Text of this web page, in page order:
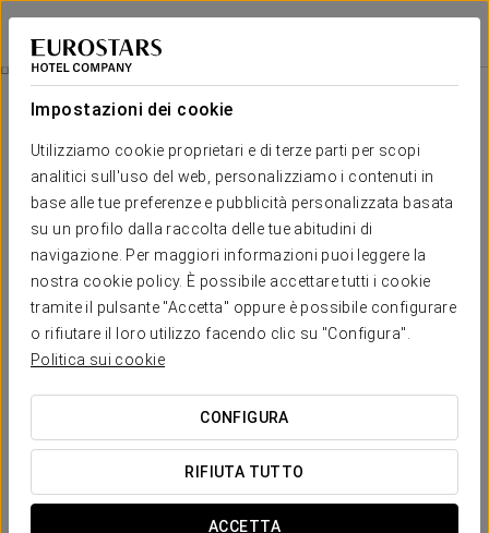
Impostazioni dei cookie
Utilizziamo cookie proprietari e di terze parti per scopi
analitici sull'uso del web, personalizziamo i contenuti in
base alle tue preferenze e pubblicità personalizzata basata
su un profilo dalla raccolta delle tue abitudini di
navigazione. Per maggiori informazioni puoi leggere la
nostra cookie policy. È possibile accettare tutti i cookie
tramite il pulsante "Accetta" oppure è possibile configurare
o rifiutare il loro utilizzo facendo clic su "Configura".
Politica sui cookie
CONFIGURA
RIFIUTA TUTTO
ACCETTA
Eurostars Fuerte Ruavieja
LOGROÑO
Spa
Spa